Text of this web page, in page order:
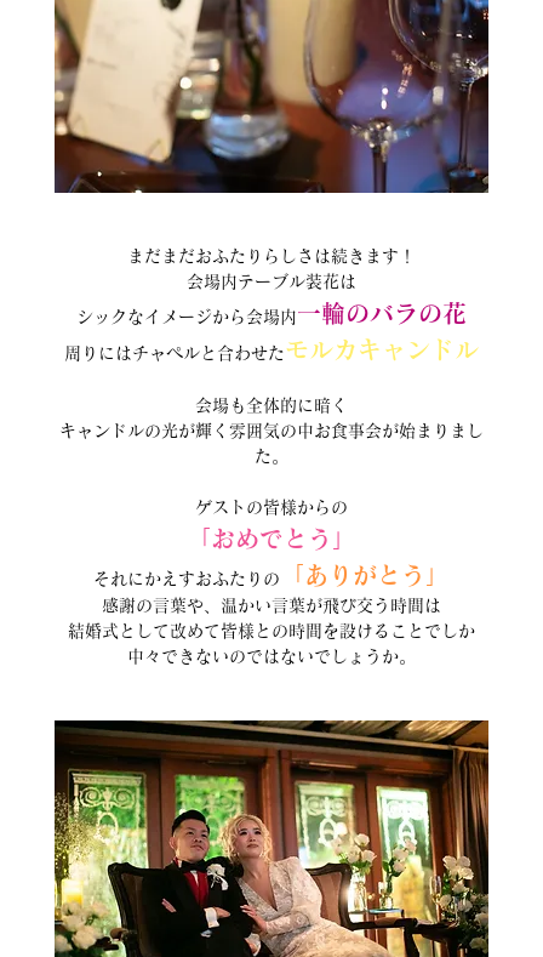
まだまだおふたりらしさは続きます！
会場内テーブル装花は
シックなイメージから会場内一輪のバラの花
周りにはチャペルと合わせたモルカキャンドル
会場も全体的に暗く
キャンドルの光が輝く雰囲気の中お食事会が始まりまし
た。
ゲストの皆様からの
「おめでとう」
それにかえすおふたりの 「ありがとう」
感謝の言葉や、温かい言葉が飛び交う時間は
結婚式として改めて皆様との時間を設けることでしか
中々できないのではないでしょうか。